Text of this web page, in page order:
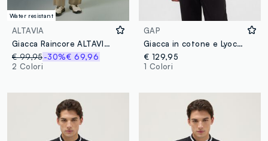
Water resistant
ALTAVIA
Giacca Raincore ALTAVIA WITH DEBORAH COMPAGNONI
€ 99,95-30%€ 69,96
2 Colori
GAP
Giacca in cotone e Lyocell
€ 129,95
1 Colori